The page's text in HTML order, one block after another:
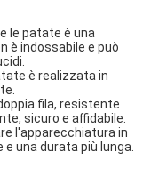
le patate è una
è indossabile e può
è realizzata in
fila, resistente
sicuro e affidabile.
l'apparecchiatura in
e una durata più lunga.